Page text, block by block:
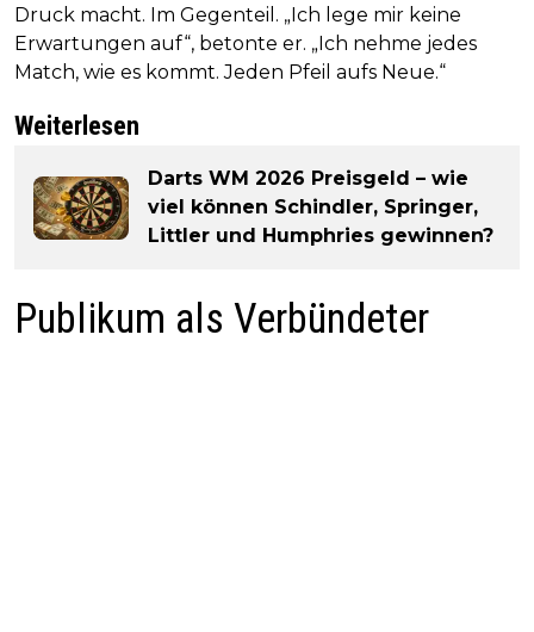
Druck macht. Im Gegenteil. „Ich lege mir keine
Erwartungen auf“, betonte er. „Ich nehme jedes
Match, wie es kommt. Jeden Pfeil aufs Neue.“
Weiterlesen
Darts WM 2026 Preisgeld – wie
viel können Schindler, Springer,
Littler und Humphries gewinnen?
Publikum als Verbündeter